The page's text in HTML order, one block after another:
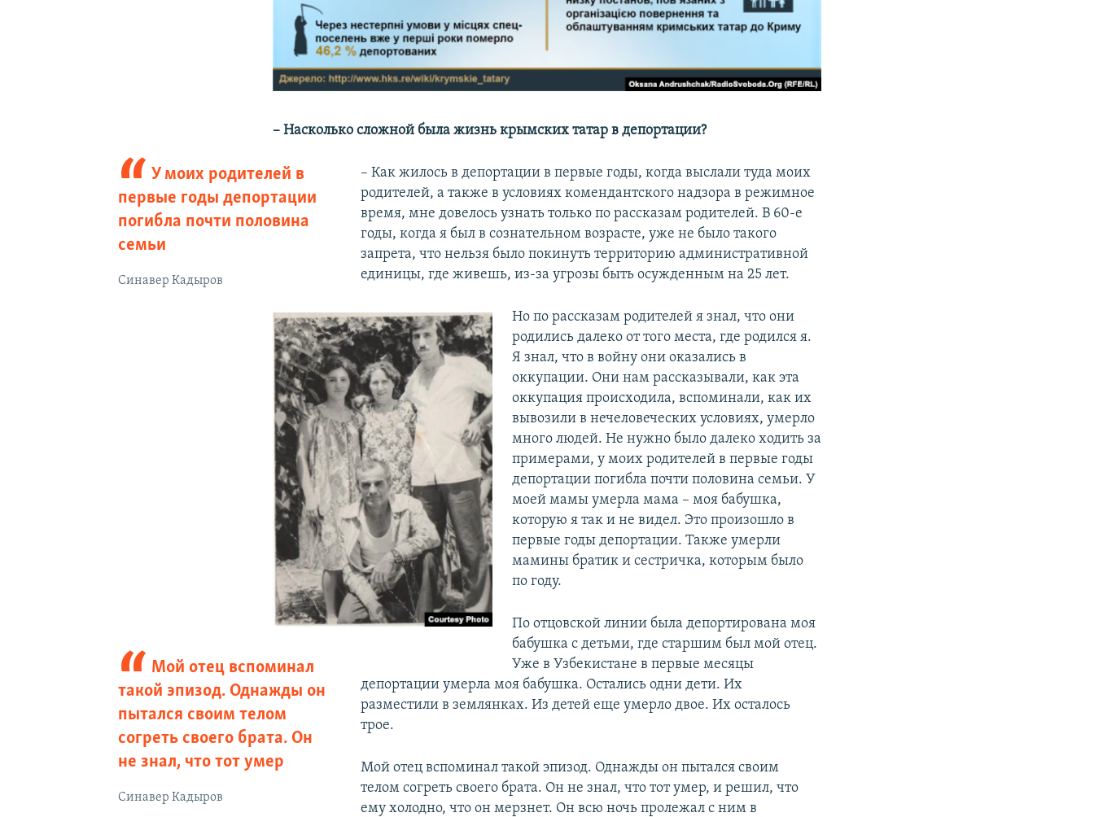
– Насколько сложной была жизнь крымских татар в депортации?
У моих родителей в
первые годы депортации
погибла почти половина
семьи
Синавер Кадыров
– Как жилось в депортации в первые годы, когда выслали туда моих
родителей, а также в условиях комендантского надзора в режимное
время, мне довелось узнать только по рассказам родителей. В 60-е
годы, когда я был в сознательном возрасте, уже не было такого
запрета, что нельзя было покинуть территорию административной
единицы, где живешь, из-за угрозы быть осужденным на 25 лет.
Но по рассказам родителей я знал, что они
родились далеко от того места, где родился я.
Я знал, что в войну они оказались в
оккупации. Они нам рассказывали, как эта
оккупация происходила, вспоминали, как их
вывозили в нечеловеческих условиях, умерло
много людей. Не нужно было далеко ходить за
примерами, у моих родителей в первые годы
депортации погибла почти половина семьи. У
моей мамы умерла мама – моя бабушка,
которую я так и не видел. Это произошло в
первые годы депортации. Также умерли
мамины братик и сестричка, которым было
по году.
Мой отец вспоминал
такой эпизод. Однажды он
пытался своим телом
согреть своего брата. Он
не знал, что тот умер
Синавер Кадыров
По отцовской линии была депортирована моя
бабушка с детьми, где старшим был мой отец.
Уже в Узбекистане в первые месяцы
депортации умерла моя бабушка. Остались одни дети. Их
разместили в землянках. Из детей еще умерло двое. Их осталось
трое.
Мой отец вспоминал такой эпизод. Однажды он пытался своим
телом согреть своего брата. Он не знал, что тот умер, и решил, что
ему холодно, что он мерзнет. Он всю ночь пролежал с ним в